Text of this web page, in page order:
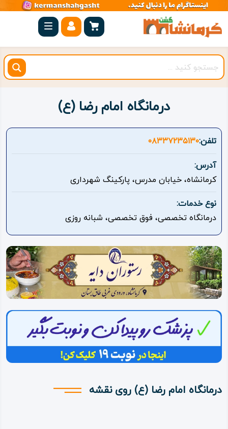
صفحه
اصلی
کرمانشاه
شهرستان
بیستون
روستاهای
هدف
اقامتگاه
ویژه
ویدئو
درباره
ما
درمانگاه امام رضا (ع)
تلفن:۰۸۳۳۷۲۳۵۱۳۰
آدرس:
کرمانشاه، خیابان مدرس، پارکینگ شهرداری
نوع خدمات:
درمانگاه تخصصی، فوق تخصصی، شبانه روزی
درمانگاه امام رضا (ع) روی نقشه